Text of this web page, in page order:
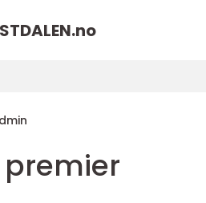
no